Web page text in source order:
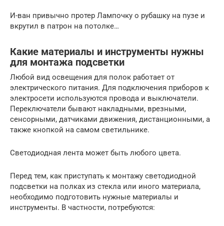
И-ван привычно протер Лампочку о рубашку на пузе и
вкрутил в патрон на потолке…
Какие материалы и инструменты нужны
для монтажа подсветки
Любой вид освещения для полок работает от
электрического питания. Для подключения приборов к
электросети используются провода и выключатели.
Переключатели бывают накладными, врезными,
сенсорными, датчиками движения, дистанционными, а
также кнопкой на самом светильнике.
Светодиодная лента может быть любого цвета.
Перед тем, как приступать к монтажу светодиодной
подсветки на полках из стекла или иного материала,
необходимо подготовить нужные материалы и
инструменты. В частности, потребуются: